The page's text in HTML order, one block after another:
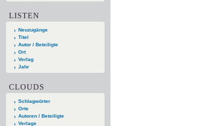
LISTEN
Neuzugänge
Titel
Autor / Beteiligte
Ort
Verlag
Jahr
CLOUDS
Schlagwörter
Orte
Autoren / Beteiligte
Verlage